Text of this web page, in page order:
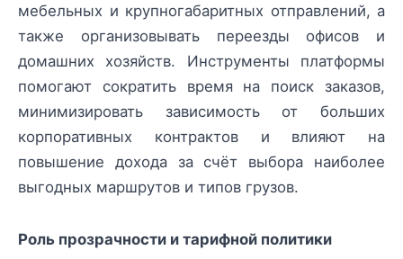
мебельных и крупногабаритных отправлений, а
также организовывать переезды офисов и
домашних хозяйств. Инструменты платформы
помогают сократить время на поиск заказов,
минимизировать зависимость от больших
корпоративных контрактов и влияют на
повышение дохода за счёт выбора наиболее
выгодных маршрутов и типов грузов.
Роль прозрачности и тарифной политики